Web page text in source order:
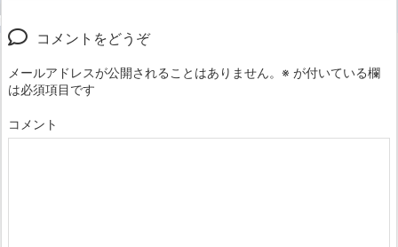
コメントをどうぞ
メールアドレスが公開されることはありません。 ※ が付いている欄
は必須項目です
コメント